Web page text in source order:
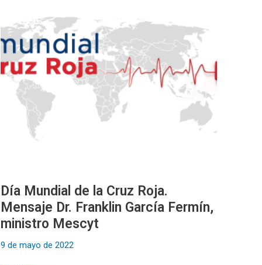
Día Mundial de la Cruz Roja.
Mensaje Dr. Franklin García Fermín,
ministro Mescyt
9 de mayo de 2022
la
Cruz
Roja.
Mensaje
Franklin